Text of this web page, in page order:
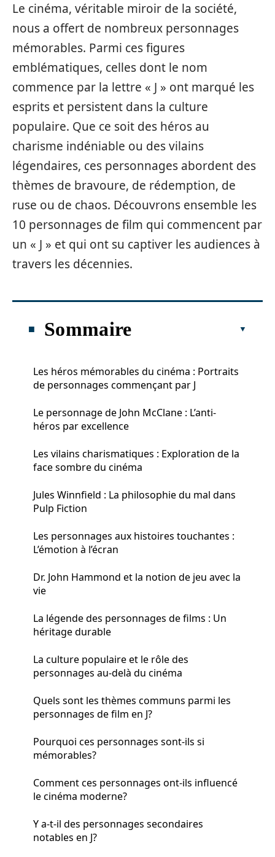
Le cinéma, véritable miroir de la société,
nous a offert de nombreux personnages
mémorables. Parmi ces figures
emblématiques, celles dont le nom
commence par la lettre « J » ont marqué les
esprits et persistent dans la culture
populaire. Que ce soit des héros au
charisme indéniable ou des vilains
légendaires, ces personnages abordent des
thèmes de bravoure, de rédemption, de
ruse ou de chaos. Découvrons ensemble les
10 personnages de film qui commencent par
un « J » et qui ont su captiver les audiences à
travers les décennies.
Sommaire
Les héros mémorables du cinéma : Portraits
de personnages commençant par J
Le personnage de John McClane : L’anti-
héros par excellence
Les vilains charismatiques : Exploration de la
face sombre du cinéma
Jules Winnfield : La philosophie du mal dans
Pulp Fiction
Les personnages aux histoires touchantes :
L’émotion à l’écran
Dr. John Hammond et la notion de jeu avec la
vie
La légende des personnages de films : Un
héritage durable
La culture populaire et le rôle des
personnages au-delà du cinéma
Quels sont les thèmes communs parmi les
personnages de film en J?
Pourquoi ces personnages sont-ils si
mémorables?
Comment ces personnages ont-ils influencé
le cinéma moderne?
Y a-t-il des personnages secondaires
notables en J?